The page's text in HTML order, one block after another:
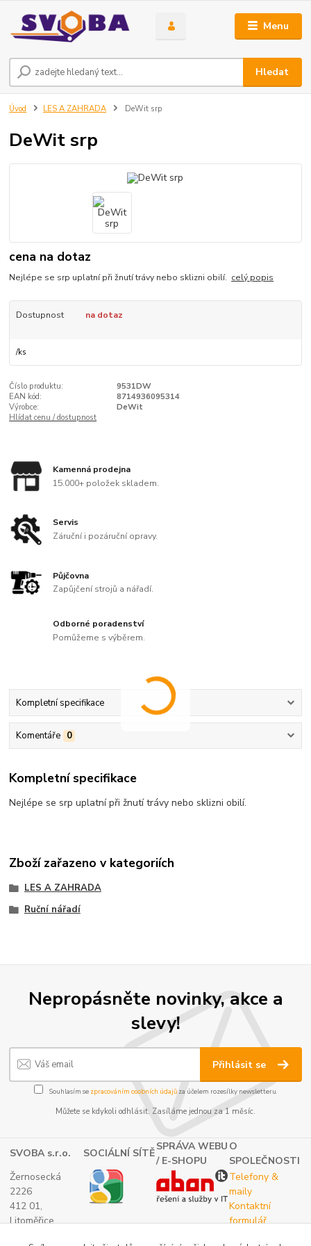
Menu
Hledat
Úvod LES A ZAHRADA DeWit srp
DeWit srp
cena na dotaz
Nejlépe se srp uplatní při žnutí trávy nebo sklizni obilí. celý popis
Dostupnost na dotaz
/ks
Číslo produktu:
9531DW
EAN kód:
8714936095314
Výrobce:
DeWit
Hlídat cenu / dostupnost
Kamenná prodejna
15.000+ položek skladem.
Servis
Záruční i pozáruční opravy.
Půjčovna
Zapůjčení strojů a nářadí.
Odborné poradenství
Pomůžeme s výběrem.
Kompletní specifikace
Komentáře 0
Kompletní specifikace
Nejlépe se srp uplatní při žnutí trávy nebo sklizni obilí.
Zboží zařazeno v kategoriích
LES A ZAHRADA
Ruční nářadí
Nepropásněte novinky, akce a
slevy!
Přihlásit se
Souhlasím se zpracováním osobních údajůza účelem rozesílky newsletteru.
Můžete se kdykoli odhlásit. Zasíláme jednou za 1 měsíc.
SVOBA s.r.o. SOCIÁLNÍ SÍTĚ
SPRÁVA WEBU
/ E-SHOPU
O
SPOLEČNOSTI
Žernosecká
2226
412 01,
Litoměřice
Telefony &
maily
Kontaktní
formulář